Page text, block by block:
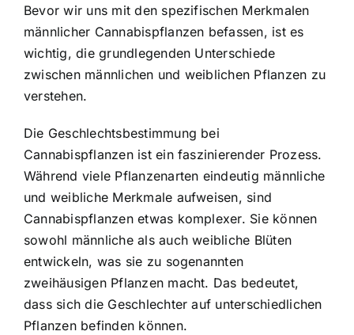
Bevor wir uns mit den spezifischen Merkmalen
männlicher Cannabispflanzen befassen, ist es
wichtig, die grundlegenden Unterschiede
zwischen männlichen und weiblichen Pflanzen zu
verstehen.
Die Geschlechtsbestimmung bei
Cannabispflanzen ist ein faszinierender Prozess.
Während viele Pflanzenarten eindeutig männliche
und weibliche Merkmale aufweisen, sind
Cannabispflanzen etwas komplexer. Sie können
sowohl männliche als auch weibliche Blüten
entwickeln, was sie zu sogenannten
zweihäusigen Pflanzen macht. Das bedeutet,
dass sich die Geschlechter auf unterschiedlichen
Pflanzen befinden können.